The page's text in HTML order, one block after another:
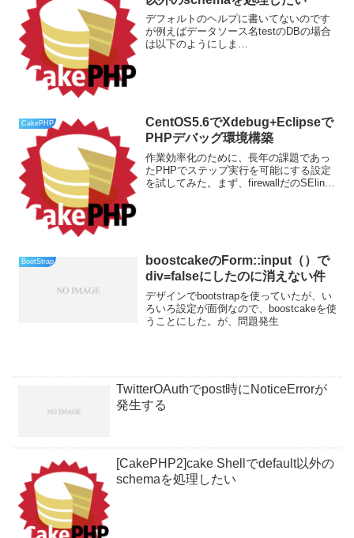
デフォルトのヘルプに書いてないのです
が例えばデータソース名testのDBの場合
は以下のようにしま
CakePHP
CentOS5.6でXdebug+Eclipseで
PHPデバッグ環境構築
作業効率化のために、長年の課題であっ
たPHPでステップ実行を可能にする設定
を試してみた。まず、firewallだのSElinux
BootStrap
boostcakeのForm::input（）で
div=falseにしたのに消えない件
デザインでbootstrapを使っていたが、い
ろいろ設定が面倒なので、boostcakeを使
うことにした。が、問題発生
TwitterOAuthでpost時にNoticeErrorが
発生する
[CakePHP2]cake Shellでdefault以外の
schemaを処理したい